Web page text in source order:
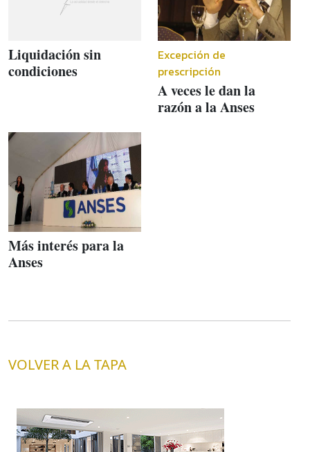
Liquidación sin
condiciones
Excepción de
prescripción
A veces le dan la
razón a la Anses
Más interés para la
Anses
VOLVER A LA TAPA